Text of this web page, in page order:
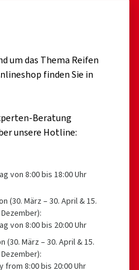
740 erfolgt ist)
Nenndurchmesser ≤ 254
Detail
guten Eindruck bei
Verhältnissen.
und Fahrten im
um das Thema Reifen
finden Sie in
Beratung
unsere Hotline:
von 8:00 bis 18:00 Uhr
(30. März – 30. April & 15.
von 8:00 bis 20:00 Uhr
(30. März – 30. April & 15.
from 8:00 bis 20:00 Uhr